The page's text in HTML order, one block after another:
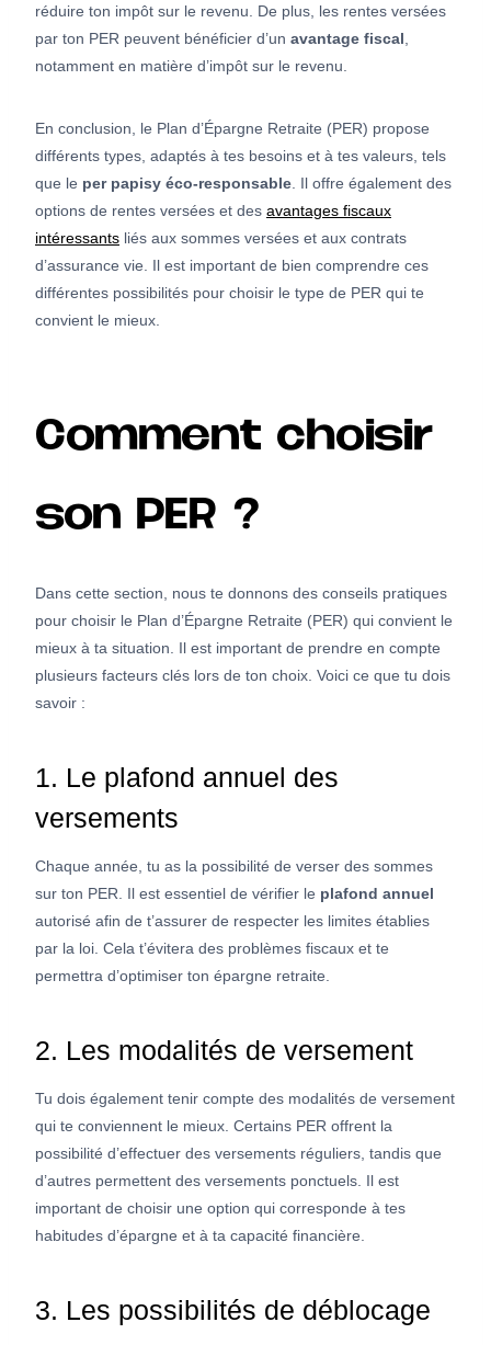
réduire ton impôt sur le revenu. De plus, les rentes versées
par ton PER peuvent bénéficier d’un avantage fiscal
notamment en matière d’impôt sur le revenu.
En conclusion, le Plan d’Épargne Retraite (PER) propose
différents types, adaptés à tes besoins et à tes valeurs, tels
que le per papisy éco-responsable . Il offre également des
options de rentes versées et des avantages fiscaux
intéressants liés aux sommes versées et aux contrats
d’assurance vie. Il est important de bien comprendre ces
différentes possibilités pour choisir le type de PER qui te
convient le mieux.
Comment choisir
son PER ?
Dans cette section, nous te donnons des conseils pratiques
pour choisir le Plan d’Épargne Retraite (PER) qui convient le
mieux à ta situation. Il est important de prendre en compte
plusieurs facteurs clés lors de ton choix. Voici ce que tu dois
savoir :
1. Le plafond annuel des
versements
Chaque année, tu as la possibilité de verser des sommes
sur ton PER. Il est essentiel de vérifier le plafond annuel
autorisé afin de t’assurer de respecter les limites établies
par la loi. Cela t’évitera des problèmes fiscaux et te
permettra d’optimiser ton épargne retraite.
2. Les modalités de versement
Tu dois également tenir compte des modalités de versement
qui te conviennent le mieux. Certains PER offrent la
possibilité d’effectuer des versements réguliers, tandis que
d’autres permettent des versements ponctuels. Il est
important de choisir une option qui corresponde à tes
habitudes d’épargne et à ta capacité financière.
3. Les possibilités de déblocage